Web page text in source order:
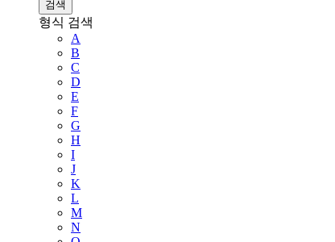
형식 검색
A
B
C
D
E
F
G
H
I
J
K
L
M
N